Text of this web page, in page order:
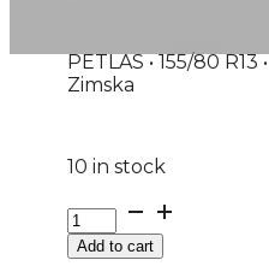
PETLAS • 155/80 R13 •
Zimska
10 in stock
155/80R13
M+S
SNOWMASTER-
Add to cart